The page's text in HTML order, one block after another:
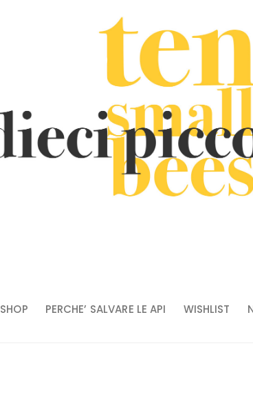
SHOP PERCHE’ SALVARE LE API WISHLIST